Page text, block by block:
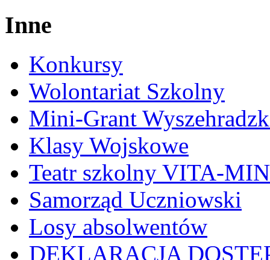
Inne
Konkursy
Wolontariat Szkolny
Mini-Grant
Klasy Wojskowe
Teatr szkolny VITA-
Samorząd Uczniowski
Losy absolwentów
DEKLARACJA